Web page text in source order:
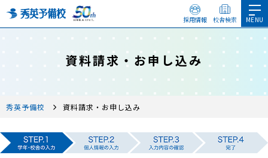
採用情報 校舎検索
資料請求・お申し込み
秀英予備校 資料請求・お申し込み